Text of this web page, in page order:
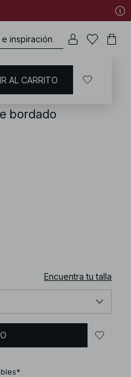
bordado
Encuentra tu talla
AL CARRITO